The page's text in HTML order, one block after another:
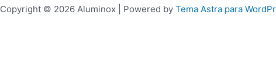
Copyright © 2026 Aluminox | Powered by Tema Astra para